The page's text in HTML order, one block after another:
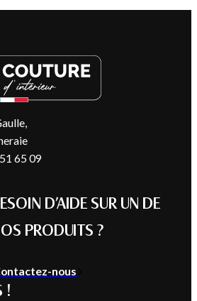
65 09
D’AIDE SUR UN DE
PRODUITS ?
nous
!